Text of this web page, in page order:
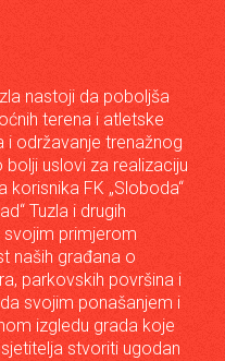
nastoji da poboljša
terena i atletske
održavanje trenažnog
uslovi za realizaciju
FK „Sloboda“
Tuzla i drugih
primjerom
naših građana o
parkovskih površina i
svojim ponašanjem i
izgledu grada koje
stvoriti ugodan